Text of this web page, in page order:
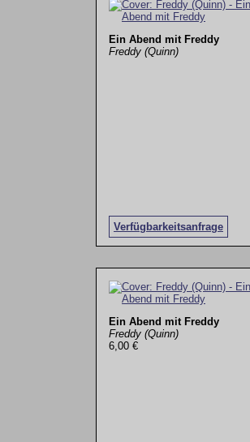
Ein Abend mit Freddy
Freddy (Quinn)
Verfügbarkeitsanfrage
Ein Abend mit Freddy
Freddy (Quinn)
6,00 €